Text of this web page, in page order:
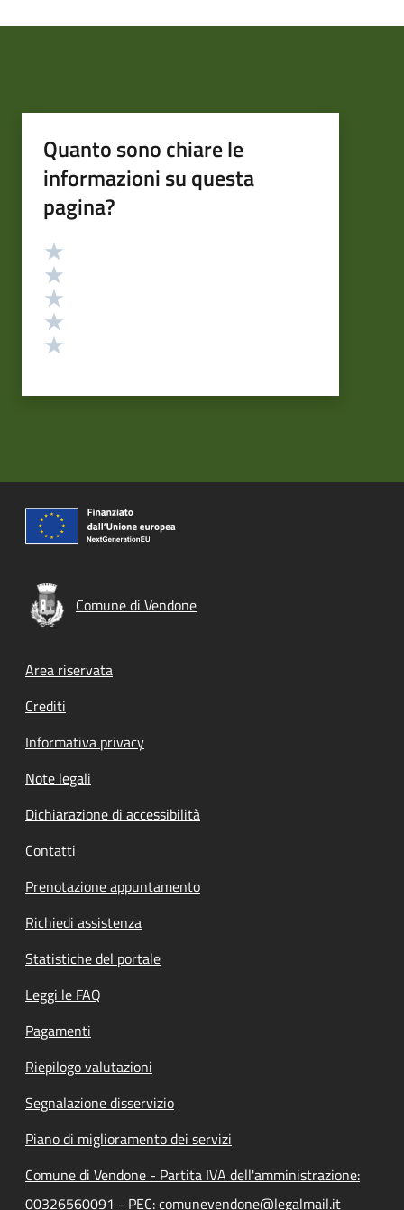
Quanto sono chiare le
informazioni su questa
pagina?
Valutazione
Comune di Vendone
Footer menu
Area riservata
Crediti
Informativa privacy
Note legali
Dichiarazione di accessibilità
Contatti
Prenotazione appuntamento
Richiedi assistenza
Statistiche del portale
Leggi le FAQ
Pagamenti
Riepilogo valutazioni
Segnalazione disservizio
Piano di miglioramento dei servizi
Comune di Vendone - Partita IVA dell'amministrazione:
00326560091 - PEC: comunevendone@legalmail.it